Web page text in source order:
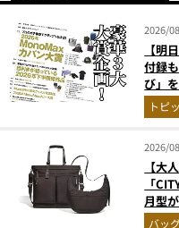
2026/
【明
付録
び」
次を
トピ
2026/
【大
「
月型
ンが傑
バッ